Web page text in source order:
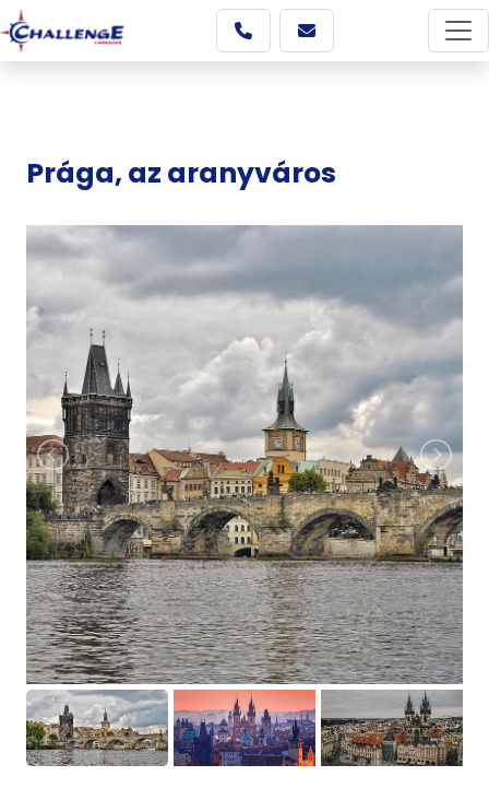
Prága, az aranyváros
Képgaléria